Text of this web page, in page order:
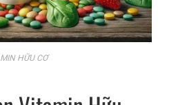
HỮU CƠ